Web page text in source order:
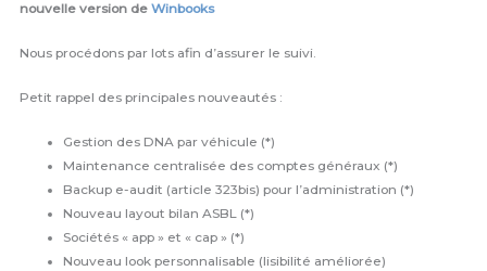
nouvelle version deWinbooks
Nous procédons par lots afin d’assurer le suivi.
Petit rappel des principales nouveautés :
Gestion des DNA par véhicule (*)
Maintenance centralisée des comptes généraux (*)
Backup e-audit (article 323bis) pour l’administration (*)
Nouveau layout bilan ASBL (*)
Sociétés « app » et « cap » (*)
Nouveau look personnalisable (lisibilité améliorée)